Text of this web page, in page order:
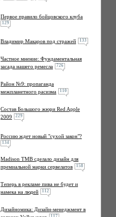
Первое правило бойцовского клуба
129
Владимир Макаров под стражей 133
Частное мнение: Фундаментальная
засада нашего ремесла
726
Район №9: пропаганда
межпланетного расизма
110
Состав Большого жюри Red Apple
2009
229
Россию ждет новый "сухой закон"?
134
Madison TMB сделало дизайн для
премиальной марки сервелатов
158
Теперь в рекламе пива не будет и
намека на людей
112
Дизайномика: Дизайн-менеджмент в
117